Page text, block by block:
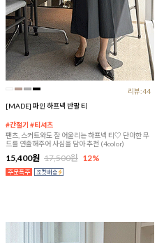
리뷰:44
[MADE] 파인 하프넥 반팔 티
#간절기 #티셔츠
팬츠, 스커트와도 잘 어울리는 하프넥 티♡ 단아한 무
드를 연출해주어 사심을 담아 추천 (4color)
15,400원 17,500원 12%